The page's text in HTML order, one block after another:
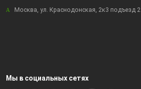
Москва, ул. Краснодонская, 2к3 подъезд 2
Мы в социальных сетях